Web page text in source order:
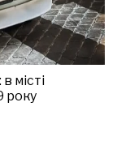
місті
року